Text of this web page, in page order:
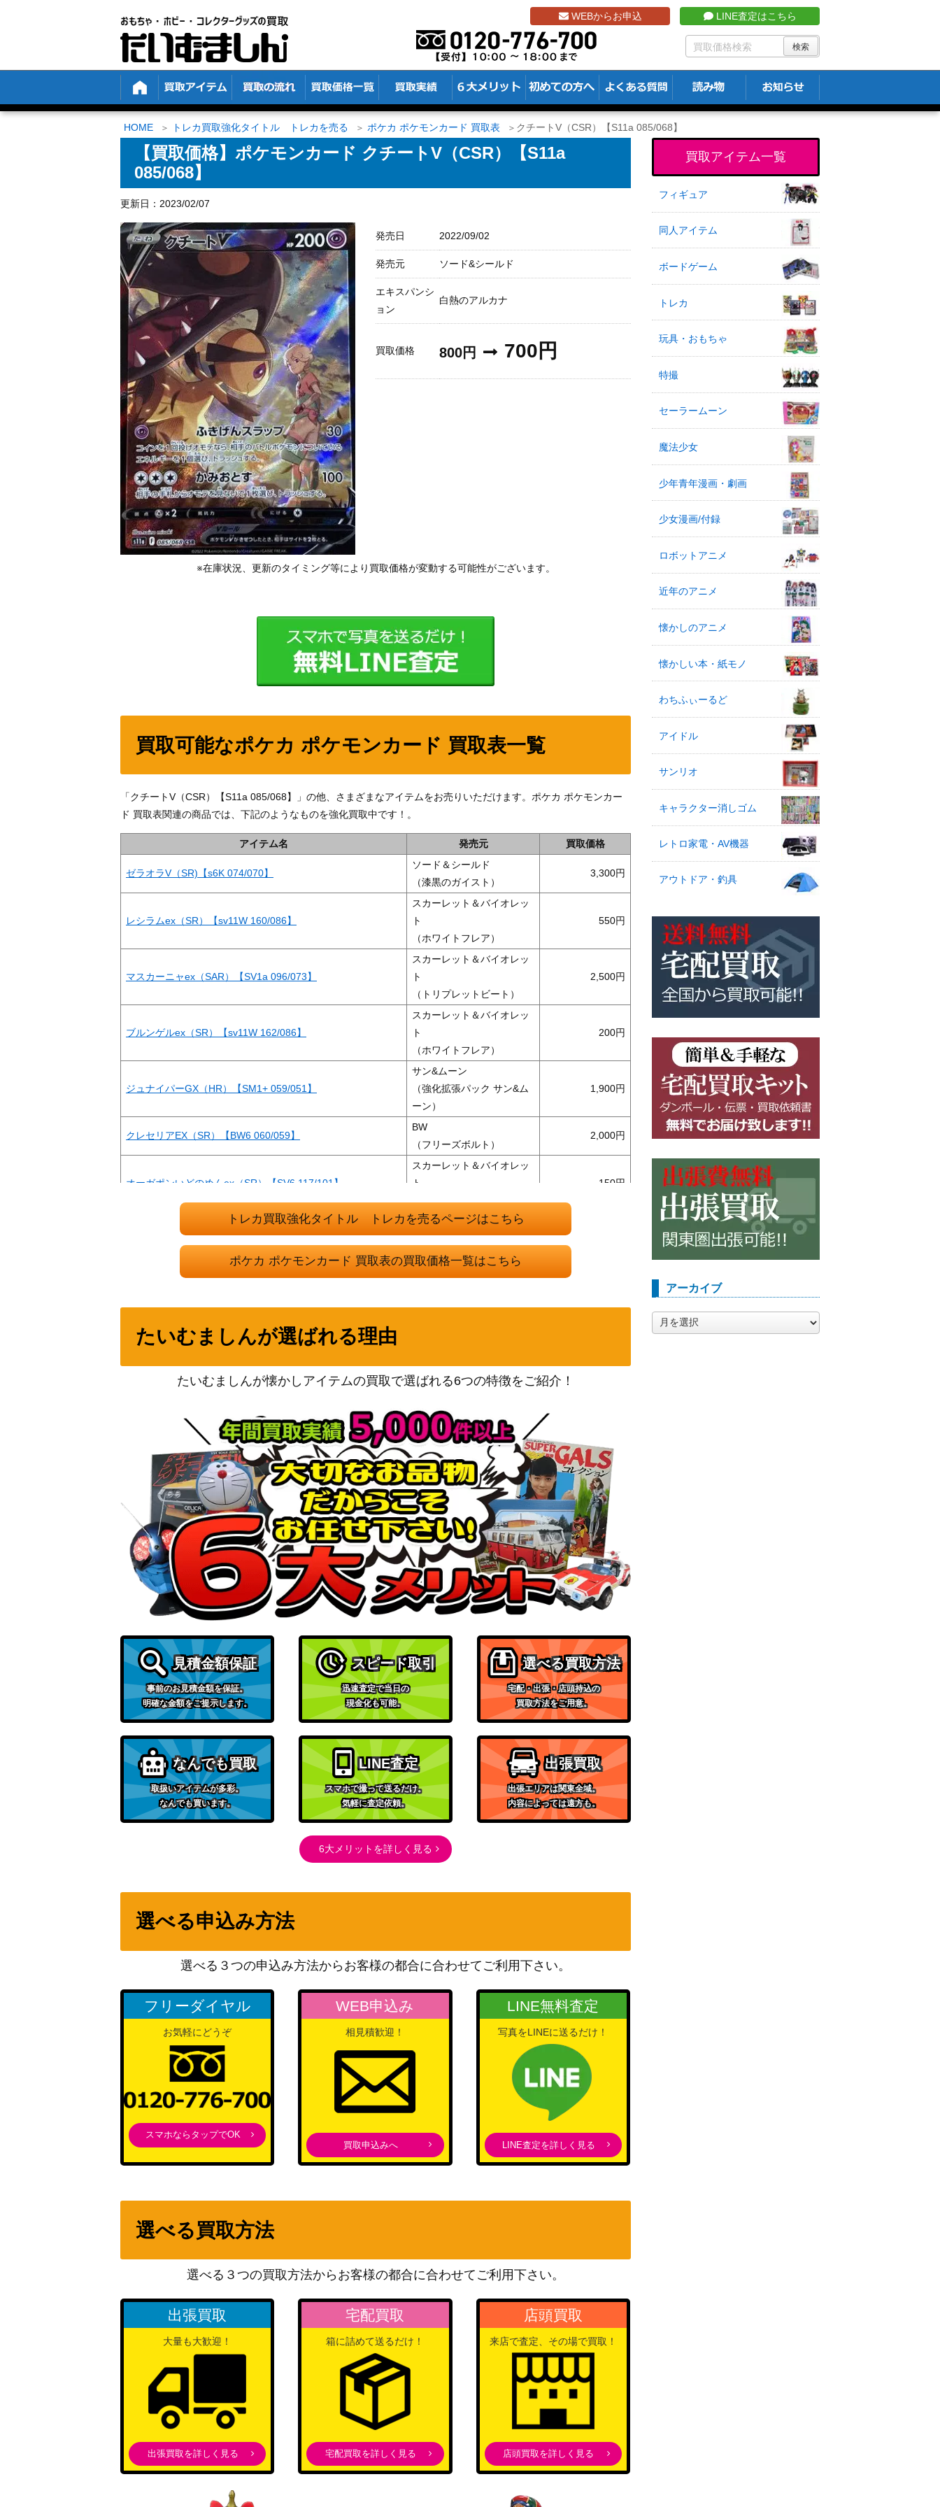
WEBからお申込 LINE査定はこちら
HOME トレカ買取強化タイトル トレカを売る ポケカ ポケモンカード 買取表 クチートV（CSR）【S11a 085/068】
【買取価格】ポケモンカード クチートV（CSR）【S11a
085/068】
更新日：2023/02/07
発売日 2022/09/02
発売元 ソード&シールド
エキスパンシ
ョン
白熱のアルカナ
買取価格 800円 700円
※在庫状況、更新のタイミング等により買取価格が変動する可能性がございます。
買取可能なポケカ ポケモンカード 買取表一覧
「クチートV（CSR）【S11a 085/068】」の他、さまざまなアイテムをお売りいただけます。ポケカ ポケモンカー
ド 買取表関連の商品では、下記のようなものを強化買取中です！。
アイテム名 発売元 買取価格
ゼラオラV（SR)【s6K 074/070】
ソード＆シールド
（漆黒のガイスト）
3,300
レシラムex（SR）【sv11W 160/086】
スカーレット＆バイオレッ
ト
（ホワイトフレア）
550
マスカーニャex（SAR）【SV1a 096/073】
スカーレット＆バイオレッ
ト
（トリプレットビート）
2,500
ブルンゲルex（SR）【sv11W 162/086】
スカーレット＆バイオレッ
ト
（ホワイトフレア）
200
ジュナイパーGX（HR）【SM1+ 059/051】
サン&ムーン
（強化拡張パック サン&ム
ーン）
1,900
クレセリアEX（SR）【BW6 060/059】
BW
（フリーズボルト）
2,000
オーガポンいどのめんex（SR）【SV6 117/101】
スカーレット＆バイオレッ
ト
（変幻の仮面）
150
ロケット団のサカキ（SR） 【SV10 121/098】
スカーレット＆バイオレッ
ト
（ロケット団の栄光）
ソード&シールド
マツリカ（SR）【SM7b 056/050】
（超電ブレイカー）
デンリュウEX（SR）【XY7 086/081】
XY・XY BREAK
（バンデットリング）
ヒビキの冒険（SAR）【SV9a 089/063】
スカーレット＆バイオレッ
ト
（熱風のアリーナ）
3,200
インテレオンVMAX（HR）【s1a 081/070】
ソード&シールド
（VMAXライジング）
300
フーディンEX（UR）【XY10 088/078】
XY・XY BREAK
（めざめる超王）
5,300
サザンドラ（UR）【BW3 057/052】
BW
（サイコドライブ）
6,600
（PROMO）
大きなおまもり（UR）【S1a 085/070】
ソード&シールド
（VMAXライジング）
700
ゼイユ（SR）【SV6 123/101】
スカーレット＆バイオレッ
ト
500
おいわいファンファーレ（PROMO）【110/SV-P】
スカーレット＆バイオレッ
ト
（PROMO（プロモ）/その
他）
7,500
BW
（コールドフレア）
サン＆ムーン
オリジンパルキアV（SR）【S10P 070/067】
ロケット団のミュウツーex（UR）【SV10 130/098】
ト
レックウザV（SR)【s7R 076/067】 18,000
基本鋼エネルギー（UR)【s7D 090/067】
（摩天パーフェクト）
クロバットV（RR）【S3 053/100】
（シャイニースターV）
ピカチュウ（バトルフェスタ2015/PROMO）【175/XY-P】
XY・XY BREAK
（バトルフェスタ2015）
パオジアンex（SAR）【SV2P 093/071】
スカーレット＆バイオレッ
ト
1,500
（ポケモンカード151）
フーディンex（SSR）【SV4a 326/190】
スカーレット＆バイオレッ
（シャイニートレジャー
200
溶接工（SR）【SM12a 200/173】
（タッグオールスターズ）
ローズ（SR）【S3 110/100】
かがやくフシギバナ（K）【S10b 004/071】
ソード&シールド
（Pokemon GO）
ダブルターボエネルギー（UR）【S10P 088/067】
トレカ買取強化タイトル トレカを売るページはこちら
ポケカ ポケモンカード 買取表の買取価格一覧はこちら
たいむましんが選ばれる理由
たいむましんが懐かしアイテムの買取で選ばれる6つの特徴をご紹介！
見積金額保証
事前のお見積金額を保証。
明確な金額をご提示します。
スピード取引
迅速査定で当日の
現金化も可能。
選べる買取方法
宅配・出張・店頭持込の
買取方法をご用意。
なんでも買取
取扱いアイテムが多彩。
なんでも買います。
LINE査定
スマホで撮って送るだけ。
気軽に査定依頼。
出張買取
出張エリアは関東全域。
内容によっては遠方も。
6大メリットを詳しく見る
選べる申込み方法
選べる３つの申込み方法からお客様の都合に合わせてご利用下さい。
フリーダイヤル
お気軽にどうぞ
スマホならタップでOK
WEB申込み
相見積歓迎！
買取申込みへ
LINE無料査定
写真をLINEに送るだけ！
LINE査定を詳しく見る
選べる買取方法
選べる３つの買取方法からお客様の都合に合わせてご利用下さい。
出張買取
大量も大歓迎！
出張買取を詳しく見る
宅配買取
箱に詰めて送るだけ！
宅配買取を詳しく見る
店頭買取
来店で査定、その場で買取！
店頭買取を詳しく見る
買取アイテム一覧
フィギュア
同人アイテム
ボードゲーム
トレカ
玩具・おもちゃ
特撮
セーラームーン
魔法少女
少年青年漫画・劇画
少女漫画/付録
ロボットアニメ
近年のアニメ
懐かしのアニメ
懐かしい本・紙モノ
わちふぃーるど
アイドル
サンリオ
キャラクター消しゴム
レトロ家電・AV機器
アウトドア・釣具
アーカイブ
ー